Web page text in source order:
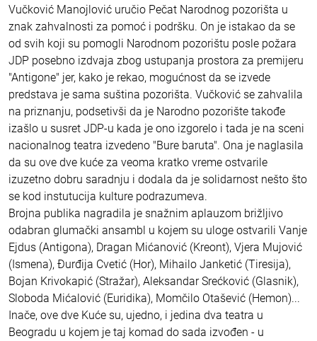
Vučković Manojlović uručio Pečat Narodnog pozorišta u
znak zahvalnosti za pomoć i podršku. On je istakao da se
od svih koji su pomogli Narodnom pozorištu posle požara
JDP posebno izdvaja zbog ustupanja prostora za premijeru
"Antigone" jer, kako je rekao, mogućnost da se izvede
predstava je sama suština pozorišta. Vučković se zahvalila
na priznanju, podsetivši da je Narodno pozorište takođe
izašlo u susret JDP-u kada je ono izgorelo i tada je na sceni
nacionalnog teatra izvedeno "Bure baruta". Ona je naglasila
da su ove dve kuće za veoma kratko vreme ostvarile
izuzetno dobru saradnju i dodala da je solidarnost nešto što
se kod instutucija kulture podrazumeva.
Brojna publika nagradila je snažnim aplauzom brižljivo
odabran glumački ansambl u kojem su uloge ostvarili Vanje
Ejdus (Antigona), Dragan Mićanović (Kreont), Vjera Mujović
(Ismena), Đurđija Cvetić (Hor), Mihailo Janketić (Tiresija),
Bojan Krivokapić (Stražar), Aleksandar Srećković (Glasnik),
Sloboda Mićalović (Euridika), Momčilo Otašević (Hemon)...
Inače, ove dve Kuće su, ujedno, i jedina dva teatra u
Beogradu u kojem je taj komad do sada izvođen - u